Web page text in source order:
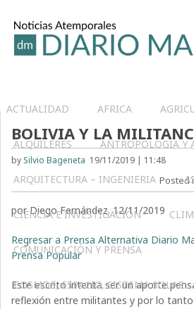
ACTUALIDAD AFRICA
ALQUILERES ANTROPOLOGÍA Y
ARQUITECTURA – INGENIERIA
CIENCIA E INVESTIGACIÓN
COMUNICACIÓN Y PRENSA
COSMOS, ESPACIO, SISTEMA SOLAR
BOLIVIA Y LA
by Silvio Bageneta 19/11/2019 | 11:48
Posted
por Diego Fernández. 12/11/2019
Regresar a Prensa Alternativa Diario
Prensa Popular
Este escrito intenta ser un aporte
reflexión entre militantes y por lo